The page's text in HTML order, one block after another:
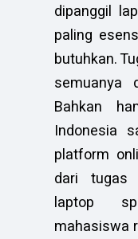
dipanggil
paling
butuhkan.
semuanya
Bahkan
Indonesia
platform
dari tugas
laptop
mahasiswa